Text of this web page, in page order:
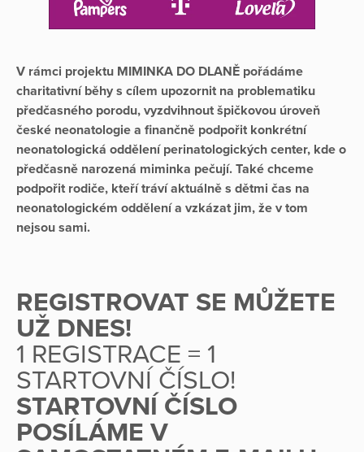
V rámci projektu MIMINKA DO DLANĚ pořádáme
charitativní běhy s cílem upozornit na problematiku
předčasného porodu, vyzdvihnout špičkovou úroveň
české neonatologie a finančně podpořit konkrétní
neonatologická oddělení perinatologických center, kde o
předčasně narozená miminka pečují. Také chceme
podpořit rodiče, kteří tráví aktuálně s dětmi čas na
neonatologickém oddělení a vzkázat jim, že v tom
nejsou sami.
REGISTROVAT SE MŮŽETE
UŽ DNES!
1 REGISTRACE = 1
STARTOVNÍ ČÍSLO!
STARTOVNÍ ČÍSLO
POSÍLÁME V